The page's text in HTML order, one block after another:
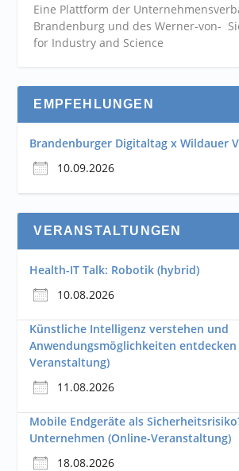
Eine Plattform der
Brandenburg und des Werner-von-
for Industry and Science
EMPFEHLUNGEN
Brandenburger Digitaltag x Wildauer
10.09.2026
VERANSTALTUNGEN
Health-IT Talk: Robotik (hybrid)
10.08.2026
Künstliche Intelligenz verstehen und
Anwendungsmöglichkeiten entdecken
Veranstaltung)
11.08.2026
Mobile Endgeräte als
Unternehmen (Online-Veranstaltung)
18.08.2026